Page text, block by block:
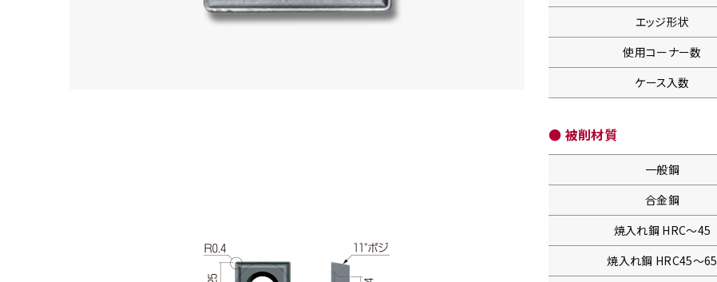
エッジ形状
使用コーナー数
ケース入数
● 被削材質
一般鋼
合金鋼
焼入れ鋼 HRC〜45
焼入れ鋼 HRC45〜65